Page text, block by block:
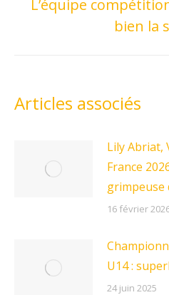
L’équipe
bien la
Articles associés
Lily Abriat,
France
grimpeuse
16 février
U14 :
24 juin 2025